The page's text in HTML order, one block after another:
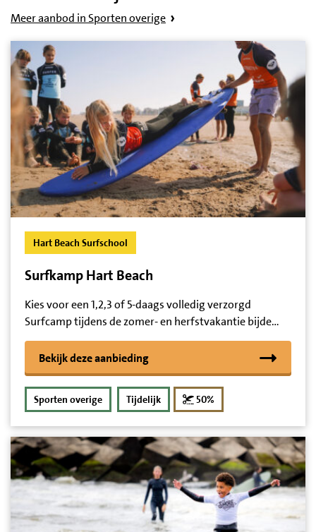
Meer aanbod in Sporten overige
Hart Beach Surfschool
Surfkamp Hart Beach
Kies voor een 1,2,3 of 5-daags volledig verzorgd
Surfcamp tijdens de zomer- en herfstvakantie bijde…
Bekijk deze aanbieding
Sporten overige Tijdelijk 50%